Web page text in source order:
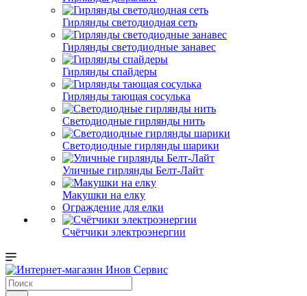
Гирлянды светодиодная сеть
Гирлянды светодиодные занавес
Гирлянды спайдеры
Гирлянды тающая сосулька
Светодиодные гирлянды нить
Светодиодные гирлянды шарики
Уличные гирлянды Белт-Лайт
Макушки на елку
Ограждение для елки
Счётчики электроэнергии